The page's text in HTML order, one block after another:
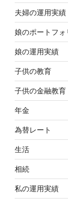
夫婦の運用実績
娘のポートフォ
娘の運用実績
子供の教育
子供の金融教育
年金
為替レート
生活
相続
私の運用実績